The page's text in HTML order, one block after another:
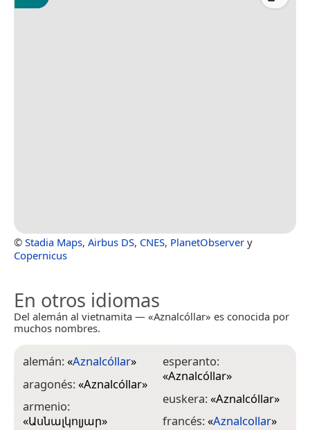
© Stadia Maps, Airbus DS, CNES, PlanetObserver y
Copernicus
En otros idiomas
Del alemán al vietnamita — «Aznalcóllar» es conocida por
muchos nombres.
alemán:«Aznalcóllar»
aragonés:«Aznalcóllar»
armenio:
«Ասնալկոլյար»
esperanto:
«Aznalcóllar»
euskera:«Aznalcóllar»
francés:«Aznalcollar»